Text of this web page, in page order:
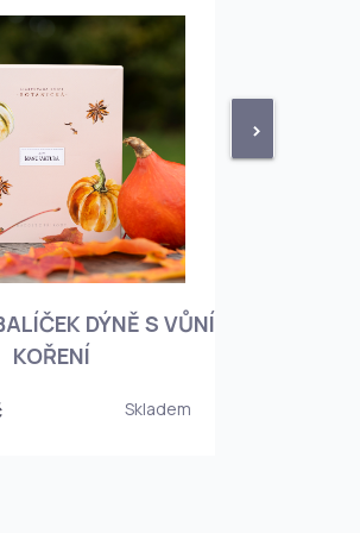
>
DÝNĚ S VŮNÍ
KOŘENÍ
Skladem